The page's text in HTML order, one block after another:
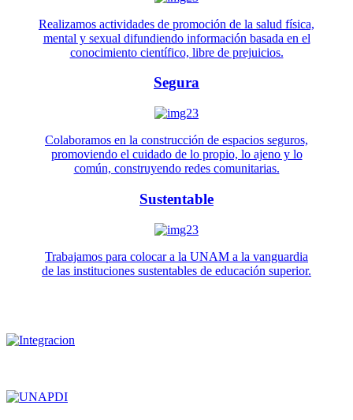
Realizamos actividades de promoción de la salud física,
mental y sexual difundiendo información basada en el
conocimiento científico, libre de prejuicios.
Segura
Colaboramos en la construcción de espacios seguros,
promoviendo el cuidado de lo propio, lo ajeno y lo
común, construyendo redes comunitarias.
Sustentable
Trabajamos para colocar a la UNAM a la vanguardia
de las instituciones sustentables de educación superior.